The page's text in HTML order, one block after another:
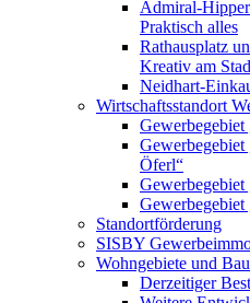
Admiral-
Praktisch alles
Rathausplatz
Kreativ am
Neidhart-
Wirtschaftsstandort
Gewerbegebiet
Öferl“
Gewerbegebiet
Standortförderung
SISBY
Wohngebiete und
Derzeitiger